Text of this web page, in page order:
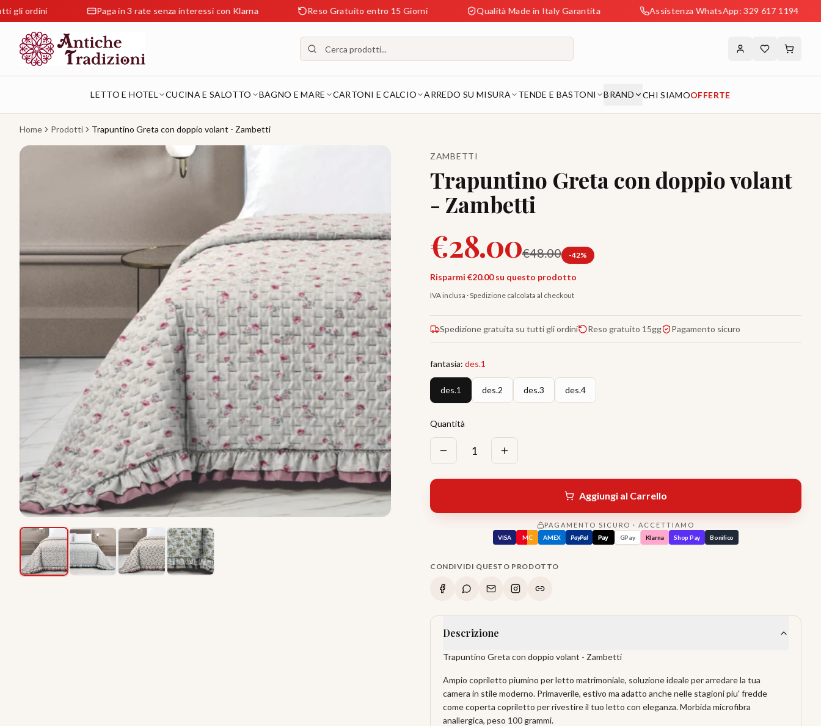
Paga in 3 rate senza interessi con Klarna Reso Gratuito entro 15 Giorni Qualità Made in Italy Garantita Assistenza WhatsApp: 329 617 1194
LETTO E HOTEL CUCINA E SALOTTO BAGNO E MARE CARTONI E CALCIO ARREDO SU MISURA TENDE E BASTONI BRAND CHI SIAMOOFFERTE
Home Prodotti Trapuntino Greta con doppio volant - Zambetti
ZAMBETTI
Trapuntino Greta con doppio volant
- Zambetti
€28.00€48.00 -42%
Risparmi €20.00su questo prodotto
IVA inclusa · Spedizione calcolata al checkout
Spedizione gratuita su tutti gli ordini Reso gratuito 15gg Pagamento sicuro
fantasia: des.1
des.1 des.2 des.3 des.4
Quantità
1
Aggiungi al Carrello
PAGAMENTO SICURO · ACCETTIAMO
VISA MC AMEX PayPal Pay GPay Klarna Shop Pay Bonifico
CONDIVIDI QUESTO PRODOTTO
Descrizione
Trapuntino Greta con doppio volant - Zambetti
Ampio copriletto piumino per letto matrimoniale, soluzione ideale per arredare la tua
camera in stile moderno. Primaverile, estivo ma adatto anche nelle stagioni piu' fredde
come coperta copriletto per rivestire il tuo letto con eleganza. Morbida microfibra
anallergica, peso 100 grammi.